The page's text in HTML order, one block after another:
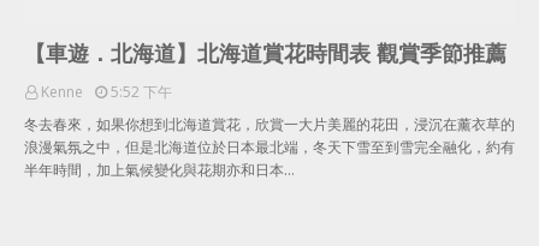
【車遊．北海道】北海道賞花時間表 觀賞季節推薦
Kenne
5:52 下午
冬去春來，如果你想到北海道賞花，欣賞一大片美麗的花田，浸沉在薰衣草的
浪漫氣氛之中，但是北海道位於日本最北端，冬天下雪至到雪完全融化，約有
半年時間，加上氣候變化與花期亦和日本…